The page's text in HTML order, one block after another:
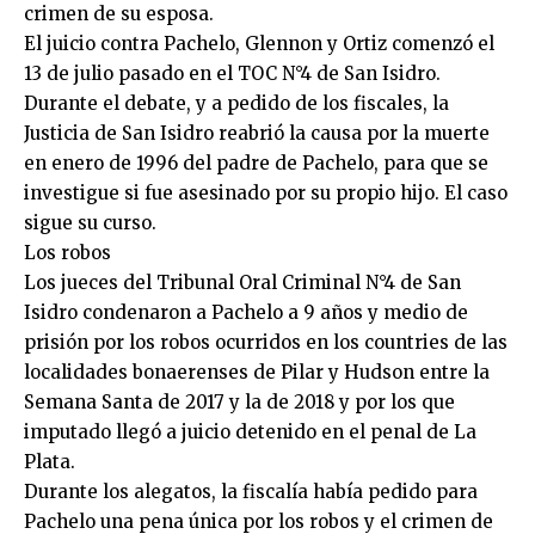
crimen de su esposa.
El juicio contra Pachelo, Glennon y Ortiz comenzó el
13 de julio pasado en el TOC N°4 de San Isidro.
Durante el debate, y a pedido de los fiscales, la
Justicia de San Isidro reabrió la causa por la muerte
en enero de 1996 del padre de Pachelo, para que se
investigue si fue asesinado por su propio hijo. El caso
sigue su curso.
Los robos
Los jueces del Tribunal Oral Criminal N°4 de San
Isidro condenaron a Pachelo a 9 años y medio de
prisión por los robos ocurridos en los countries de las
localidades bonaerenses de Pilar y Hudson entre la
Semana Santa de 2017 y la de 2018 y por los que
imputado llegó a juicio detenido en el penal de La
Plata.
Durante los alegatos, la fiscalía había pedido para
Pachelo una pena única por los robos y el crimen de